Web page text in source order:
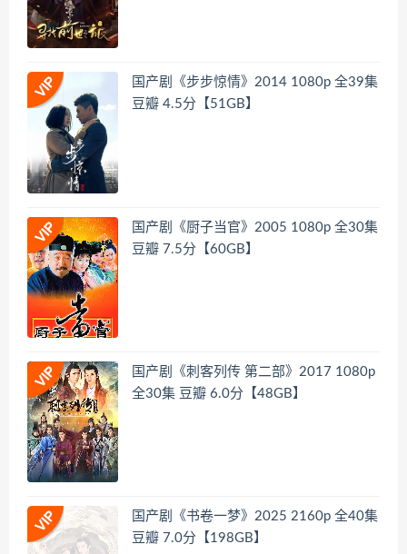
国产剧《步步惊情》2014 1080p 全39集
豆瓣 4.5分【51GB】
国产剧《厨子当官》2005 1080p 全30集
豆瓣 7.5分【60GB】
国产剧《刺客列传 第二部》2017 1080p
全30集 豆瓣 6.0分【48GB】
国产剧《书卷一梦》2025 2160p 全40集
豆瓣 7.0分【198GB】